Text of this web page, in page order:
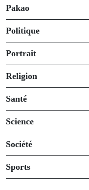
Pakao
Politique
Portrait
Religion
Santé
Science
Société
Sports